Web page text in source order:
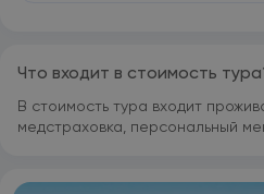
Что входит в стоимость
В стоимость тура входит
медстраховка, персональный